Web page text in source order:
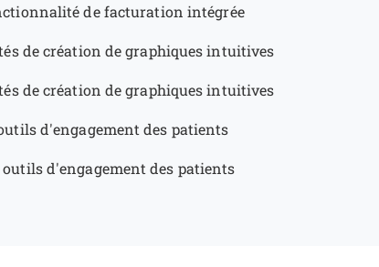
de facturation intégrée
de création de graphiques intuitives
de création de graphiques intuitives
d'engagement des patients
outils d'engagement des patients